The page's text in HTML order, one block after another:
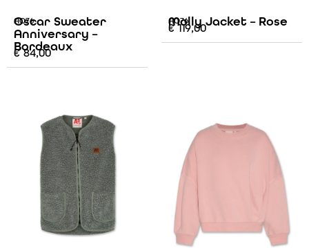
AO76
Oscar Sweater
Anniversary –
Bordeaux
€84,00
AO76
Molly Jacket – Rose
€119,00